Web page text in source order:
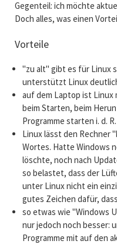
Gegenteil: ich möchte
Doch alles, was einen
Vorteile
"zu alt" gibt es für Linux
unterstützt Linux
auf dem Laptop ist Linux
beim Starten, beim
Programme starten i. d.
Linux lässt den Rechner
Wortes. Hatte Windows
löschte, noch nach
so belastet, dass der
unter Linux nicht ein
gutes Zeichen dafür,
so etwas wie "Windows
nur jedoch noch besser:
Programme mit auf den